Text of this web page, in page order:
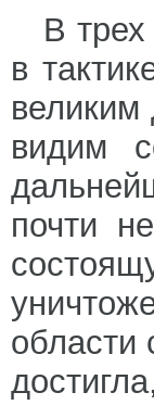
В
в
видим
почти
области